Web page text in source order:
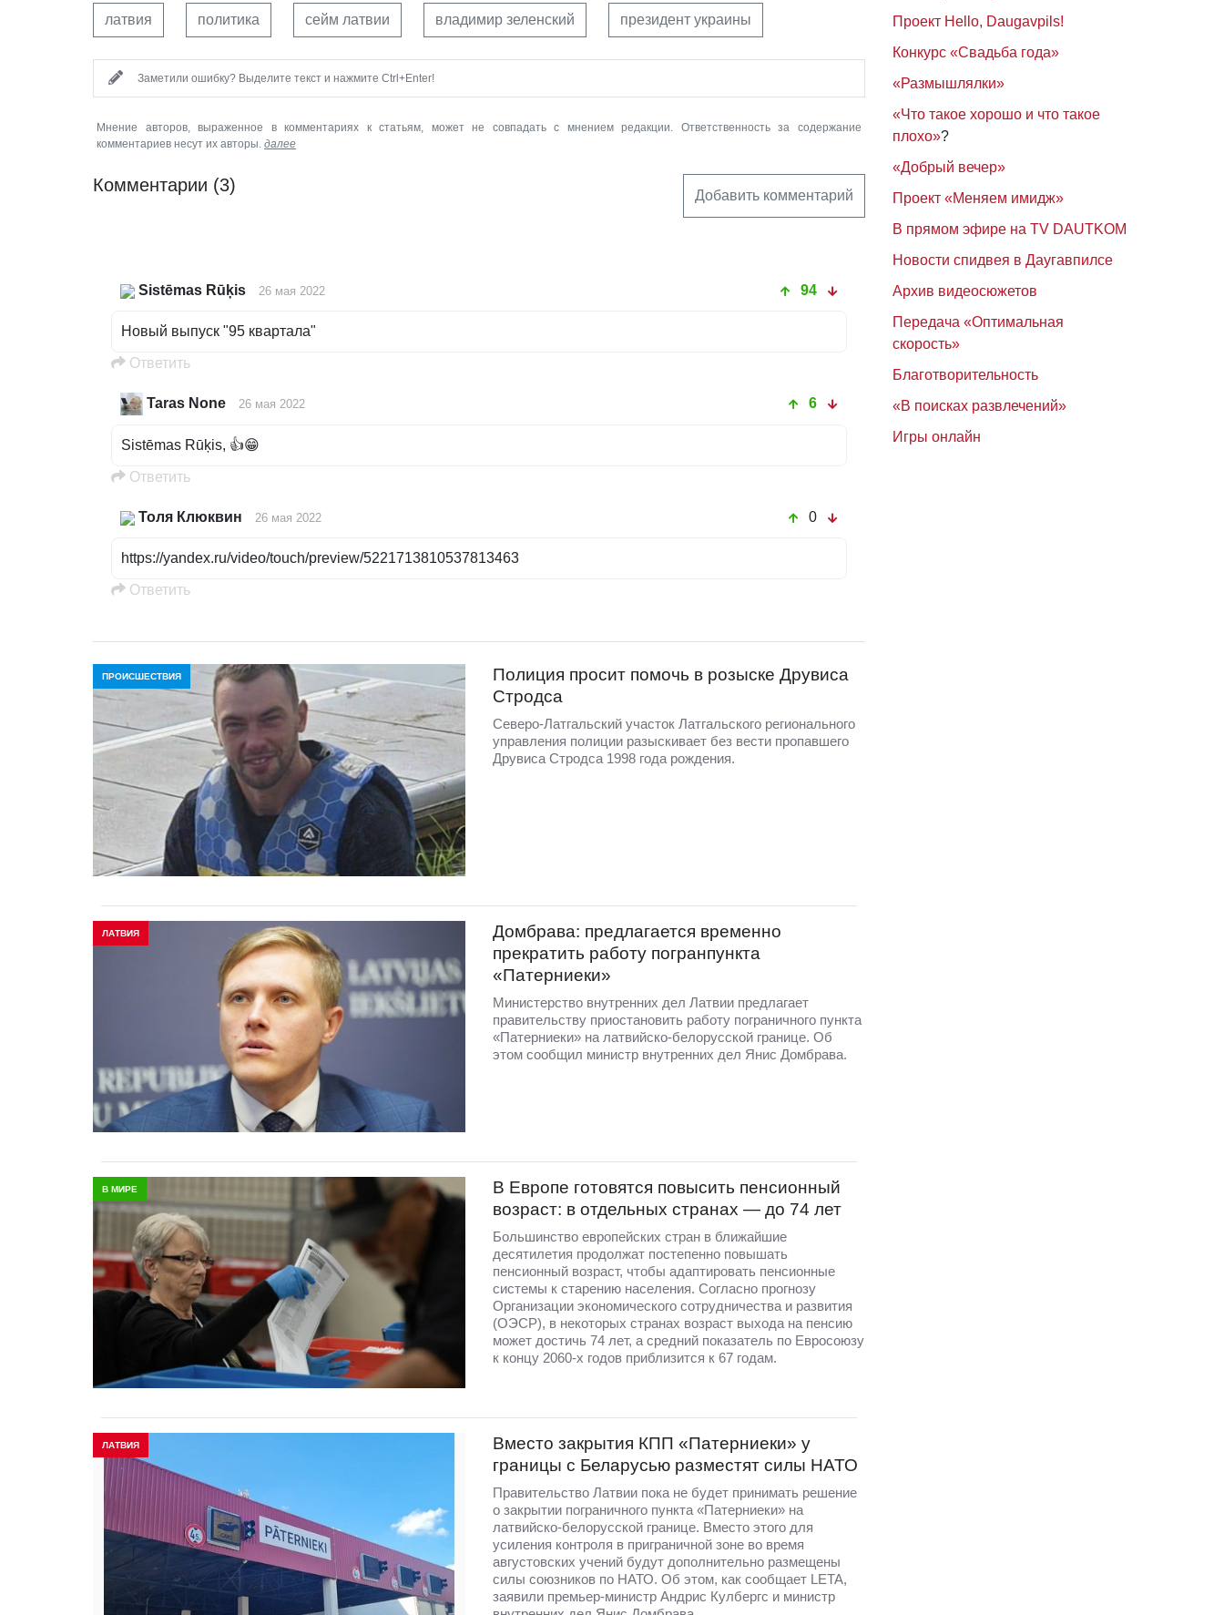
латвия политика сейм латвии владимир зеленский президент украины
Заметили ошибку? Выделите текст и нажмите Ctrl+Enter!
Мнение авторов, выраженное в комментариях к статьям, может не совпадать с мнением редакции. Ответственность за содержание
комментариев несут их авторы. далее
Комментарии (3)
Добавить комментарий
Sistēmas Rūķis 26 мая 2022 94
Новый выпуск "95 квартала"
Oтветить
Taras None 26 мая 2022 6
Sistēmas Rūķis, 👍😁
Oтветить
Толя Клюквин 26 мая 2022 0
https://yandex.ru/video/touch/preview/5221713810537813463
Oтветить
ПРОИСШЕСТВИЯ
Полиция просит помочь в розыске Друвиса
Стродса
Северо-Латгальский участок Латгальского регионального
управления полиции разыскивает без вести пропавшего
Друвиса Стродса 1998 года рождения.
ЛАТВИЯ
Домбрава: предлагается временно
прекратить работу погранпункта
«Патерниеки»
Министерство внутренних дел Латвии предлагает
правительству приостановить работу пограничного пункта
«Патерниеки» на латвийско-белорусской границе. Об
этом сообщил министр внутренних дел Янис Домбрава.
В МИРЕ
В Европе готовятся повысить пенсионный
возраст: в отдельных странах — до 74 лет
Большинство европейских стран в ближайшие
десятилетия продолжат постепенно повышать
пенсионный возраст, чтобы адаптировать пенсионные
системы к старению населения. Согласно прогнозу
Организации экономического сотрудничества и развития
(ОЭСР), в некоторых странах возраст выхода на пенсию
может достичь 74 лет, а средний показатель по Евросоюзу
к концу 2060-х годов приблизится к 67 годам.
ЛАТВИЯ
Вместо закрытия КПП «Патерниеки» у
границы с Беларусью разместят силы НАТО
Правительство Латвии пока не будет принимать решение
о закрытии пограничного пункта «Патерниеки» на
латвийско-белорусской границе. Вместо этого для
усиления контроля в приграничной зоне во время
августовских учений будут дополнительно размещены
силы союзников по НАТО. Об этом, как сообщает LETA,
заявили премьер-министр Андрис Кулбергс и министр
Проект Hello, Daugavpils!
Конкурс «Свадьба года»
«Размышлялки»
«Что такое хорошо и что такое
плохо»?
«Добрый вечер»
Проект «Меняем имидж»
В прямом эфире на TV DAUTKOM
Новости спидвея в Даугавпилсе
Архив видеосюжетов
Передача «Оптимальная
скорость»
Благотворительность
«В поисках развлечений»
Игры онлайн